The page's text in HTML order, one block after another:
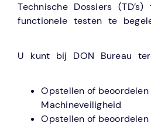
Technische Dossiers
functionele testen te
U kunt bij DON Bureau
Opstellen of
Machineveiligheid
Opstellen of beoordelen